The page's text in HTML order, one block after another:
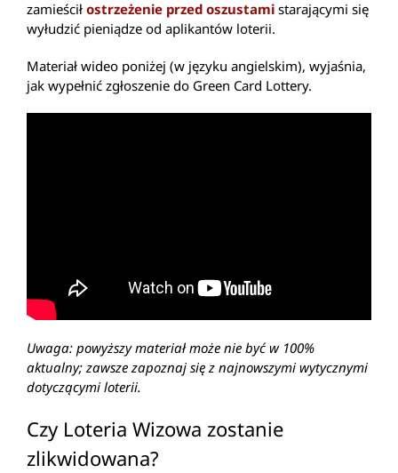
zamieścił ostrzeżenie przed oszustami starającymi się
wyłudzić pieniądze od aplikantów loterii.
Materiał wideo poniżej (w języku angielskim), wyjaśnia,
jak wypełnić zgłoszenie do Green Card Lottery.
Uwaga: powyższy materiał może nie być w 100%
aktualny; zawsze zapoznaj się z najnowszymi wytycznymi
dotyczącymi loterii.
Czy Loteria Wizowa zostanie
zlikwidowana?